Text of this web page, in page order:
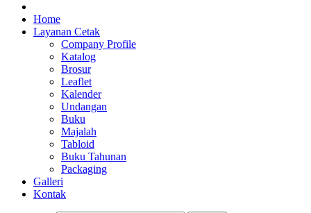
Jasa Cetak Online DMG Printing
Home
Layanan Cetak
Company Profile
Katalog
Brosur
Leaflet
Kalender
Undangan
Buku
Majalah
Tabloid
Buku Tahunan
Packaging
Galleri
Kontak